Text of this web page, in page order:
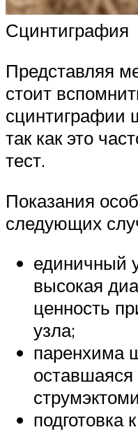
Сцинтиграфия
Представляя
стоит
сцинтиграфии
так как это
тест.
Показания
следующих
единичный
высокая
ценность
узла;
паренхима
оставшаяся
подготовка